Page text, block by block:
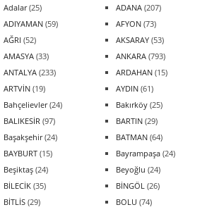
Adalar(25) ADANA (207)
ADIYAMAN (59) AFYON (73)
AĞRI (52) AKSARAY (53)
AMASYA (33) ANKARA (793)
ANTALYA (233) ARDAHAN (15)
ARTVİN (19) AYDIN (61)
Bahçelievler(24) Bakırköy (25)
BALIKESİR (97) BARTIN (29)
Başakşehir(24) BATMAN (64)
BAYBURT (15) Bayrampaşa (24)
Beşiktaş (24) Beyoğlu (24)
BİLECİK (35) BİNGÖL (26)
BİTLİS (29) BOLU (74)